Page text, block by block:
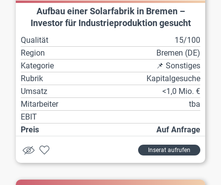
Aufbau einer Solarfabrik in Bremen –
Investor für Industrieproduktion gesucht
Qualität
15/100
Region
Bremen (DE)
Kategorie
📌 Sonstiges
Rubrik
Kapitalgesuche
Umsatz
<1,0 Mio. €
Mitarbeiter
tba
EBIT
Preis
Auf Anfrage
Inserat aufrufen